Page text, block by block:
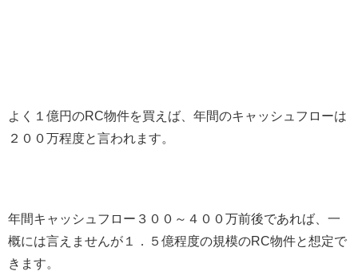
よく１億円のRC物件を買えば、年間のキャッシュフローは
２００万程度と言われます。
年間キャッシュフロー３００～４００万前後であれば、一
概には言えませんが１．５億程度の規模のRC物件と想定で
きます。